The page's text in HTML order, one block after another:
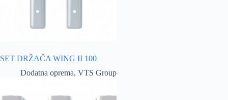
SET DRŽAČA WING II 100
Dodatna oprema, VTS Group